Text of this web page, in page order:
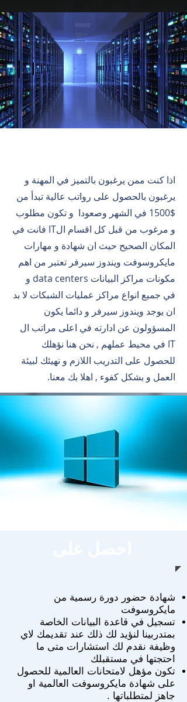
اذا كنت ممن يرغبون بالتميز في المهنة و
يرغبون بالحصول على رواتب عالية تبدأ من
$1500 في الشهر وصعودا و تكون مطلوب
و مرغوب من قبل كل اقسام الIT فانت في
المكان الصحيح حيث ان شهادة و مهارات
مايكروسوفت ويندوز سيرفر تعتبر من اهم
مكونات مراكز البيانات data centers و
في جميع انواع مراكز عمليات الشبكات لا بد
ان يوجد ويندوز سيرفر و دائما يكون
المسؤولون عن ادارته في اعلى مراتب ال
IT في محيط عملهم , نحن هنا نؤهلك
للحصول على التدريب اللازم و نهيئك لبيئة
العمل و بشكل كفوء , اهلا بك معنا.
شهادة حضور دورة رسمية من
مايكروسوفت
تسجيل في قاعدة البيانات الخاصة
بمتدربينا لنؤيد لك ذلك عند تقديمك لاي
وظيفة نقدم لك استشارات متى ما
احتجتها في مستقبلك
تكون مؤهل لامتحانات العالمية للحصول
على شهادة مايكروسوفت العالمية او
جاهز لمتطلباتها .